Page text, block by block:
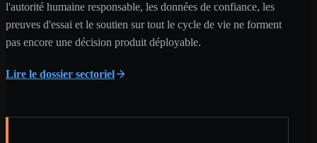
l'autorité humaine responsable, les données de confiance, les
preuves d'essai et le soutien sur tout le cycle de vie ne forment
pas encore une décision produit déployable.
Lire le dossier sectoriel